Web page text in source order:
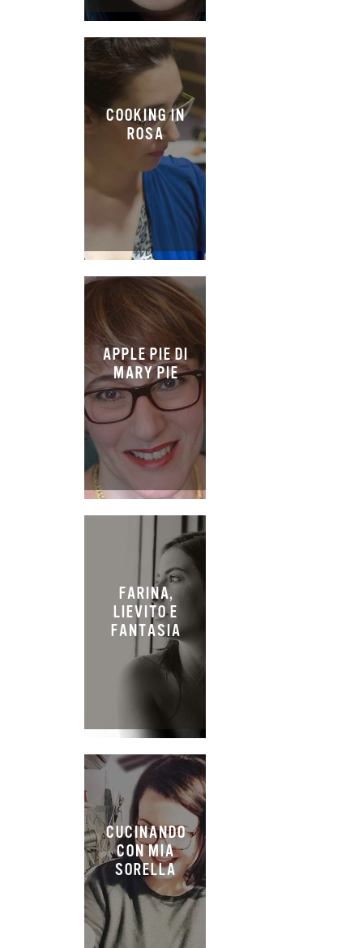
COOKING IN
ROSA
APPLE PIE DI
MARY PIE
FARINA,
LIEVITO E
FANTASIA
CUCINANDO
CON MIA
SORELLA